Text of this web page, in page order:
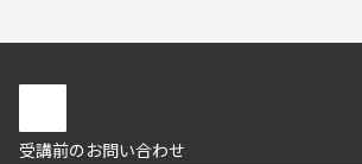
受講前のお問い合わせ